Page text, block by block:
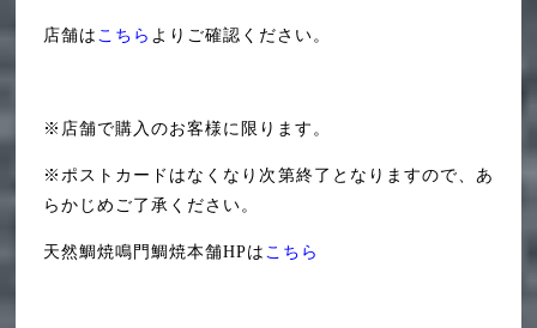
店舗は こちら よりご確認ください。
※店舗で購入のお客様に限ります。
※ポストカードはなくなり次第終了となりますので、あ
らかじめご了承ください。
天然鯛焼鳴門鯛焼本舗HPは こちら